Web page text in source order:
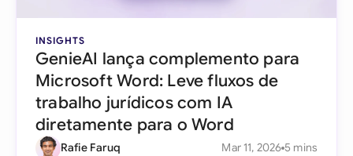
INSIGHTS
GenieAI lança complemento para
Microsoft Word: Leve fluxos de
trabalho jurídicos com IA
diretamente para o Word
Rafie Faruq Mar 11, 2026 5 mins